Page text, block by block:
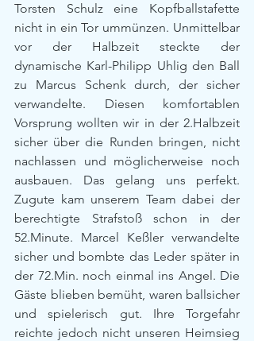
Torsten Schulz eine Kopfballstafette
nicht in ein Tor ummünzen. Unmittelbar
vor der Halbzeit steckte der
dynamische Karl-Philipp Uhlig den Ball
zu Marcus Schenk durch, der sicher
verwandelte. Diesen komfortablen
Vorsprung wollten wir in der 2.Halbzeit
sicher über die Runden bringen, nicht
nachlassen und möglicherweise noch
ausbauen. Das gelang uns perfekt.
Zugute kam unserem Team dabei der
berechtigte Strafstoß schon in der
52.Minute. Marcel Keßler verwandelte
sicher und bombte das Leder später in
der 72.Min. noch einmal ins Angel. Die
Gäste blieben bemüht, waren ballsicher
und spielerisch gut. Ihre Torgefahr
reichte jedoch nicht unseren Heimsieg